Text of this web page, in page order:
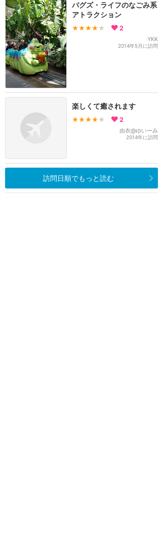
バグズ・ライフのなごみ系
アトラクション
★★★★ ★ 2
YKK
2014年5月に訪問
楽しくて癒されます
★★★★ ★ 2
由衣@ゆいーみ
2014年に訪問
訪問日順でもっと読む